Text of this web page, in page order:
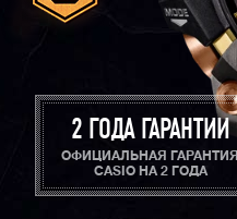
2 ГОДА ГАРАНТИИ
ОФИЦИАЛЬНАЯ ГАРАНТИЯ
CASIO НА 2 ГОДА